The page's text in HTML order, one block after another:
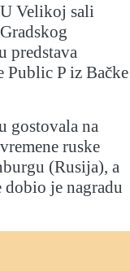
U Velikoj sali
Gradskog
predstava
Public P iz Bačke
gostovala na
ruske
(Rusija), a
je nagradu